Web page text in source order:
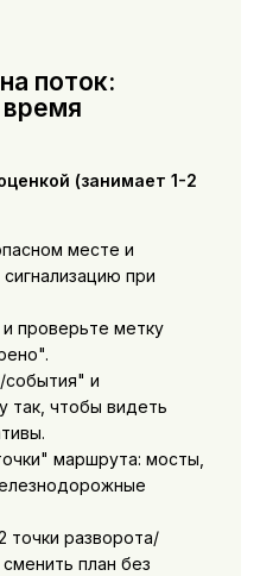
поток:
время
(занимает 1-2
месте и
при
проверьте метку
и
так, чтобы видеть
маршрута: мосты,
точки разворота/
план без